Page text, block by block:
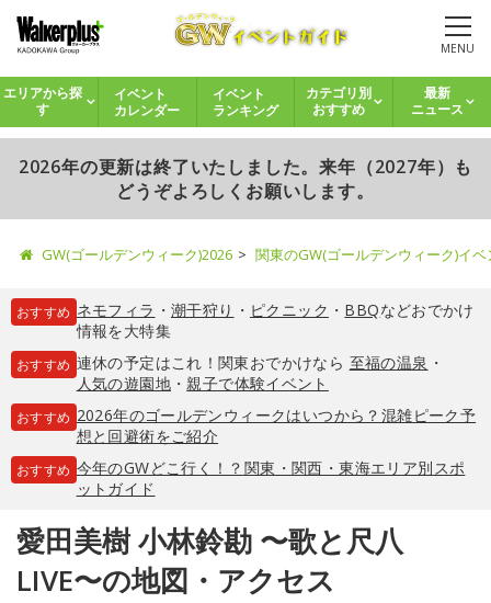
MENU
エリアから探
す
イベント
カレンダー
イベント
ランキング
カテゴリ別
おすすめ
最新
ニュース
2026年の更新は終了いたしました。来年（2027年）も
どうぞよろしくお願いします。
GW(ゴールデンウィーク)2026 関東のGW(ゴールデンウィーク)イ
おすすめ ネモフィラ ・ 潮干狩り ・ ピクニック ・ BBQなどおでかけ
情報を大特集
おすすめ 連休の予定はこれ！関東おでかけなら 至福の温泉 ・
人気の遊園地・親子で体験イベント
おすすめ 2026年のゴールデンウィークはいつから？混雑ピーク予
想と回避術をご紹介
おすすめ 今年のGWどこ行く！？関東・関西・東海エリア別スポ
ットガイド
愛田美樹 小林鈴勘 〜歌と尺八
LIVE〜の地図・アクセス